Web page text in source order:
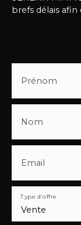
vos attentes.
tourisme
brefs délais afin
Prénom
Nom
Email
Vente
Type d'offre